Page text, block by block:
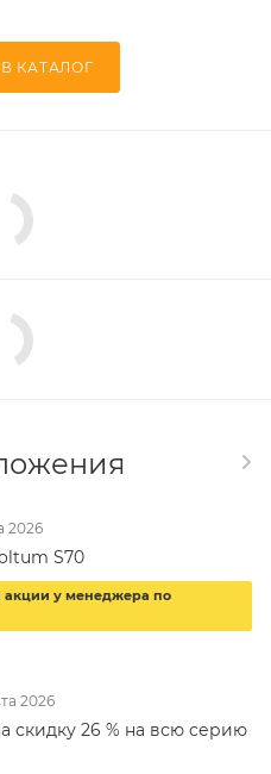
КАТАЛОГ
2026
S70
акции у менеджера по
2026
скидку 26 % на всю серию